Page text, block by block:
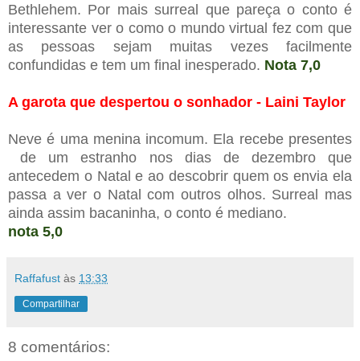
Bethlehem. Por mais surreal que pareça o conto é
interessante ver o como o mundo virtual fez com que
as pessoas sejam muitas vezes facilmente
confundidas e tem um final inesperado. Nota 7,0
A garota que despertou o sonhador - Laini Taylor
Neve é uma menina incomum. Ela recebe presentes
de um estranho nos dias de dezembro que
antecedem o Natal e ao descobrir quem os envia ela
passa a ver o Natal com outros olhos. Surreal mas
ainda assim bacaninha, o conto é mediano.
nota 5,0
Raffafust às 13:33
Compartilhar
8 comentários: